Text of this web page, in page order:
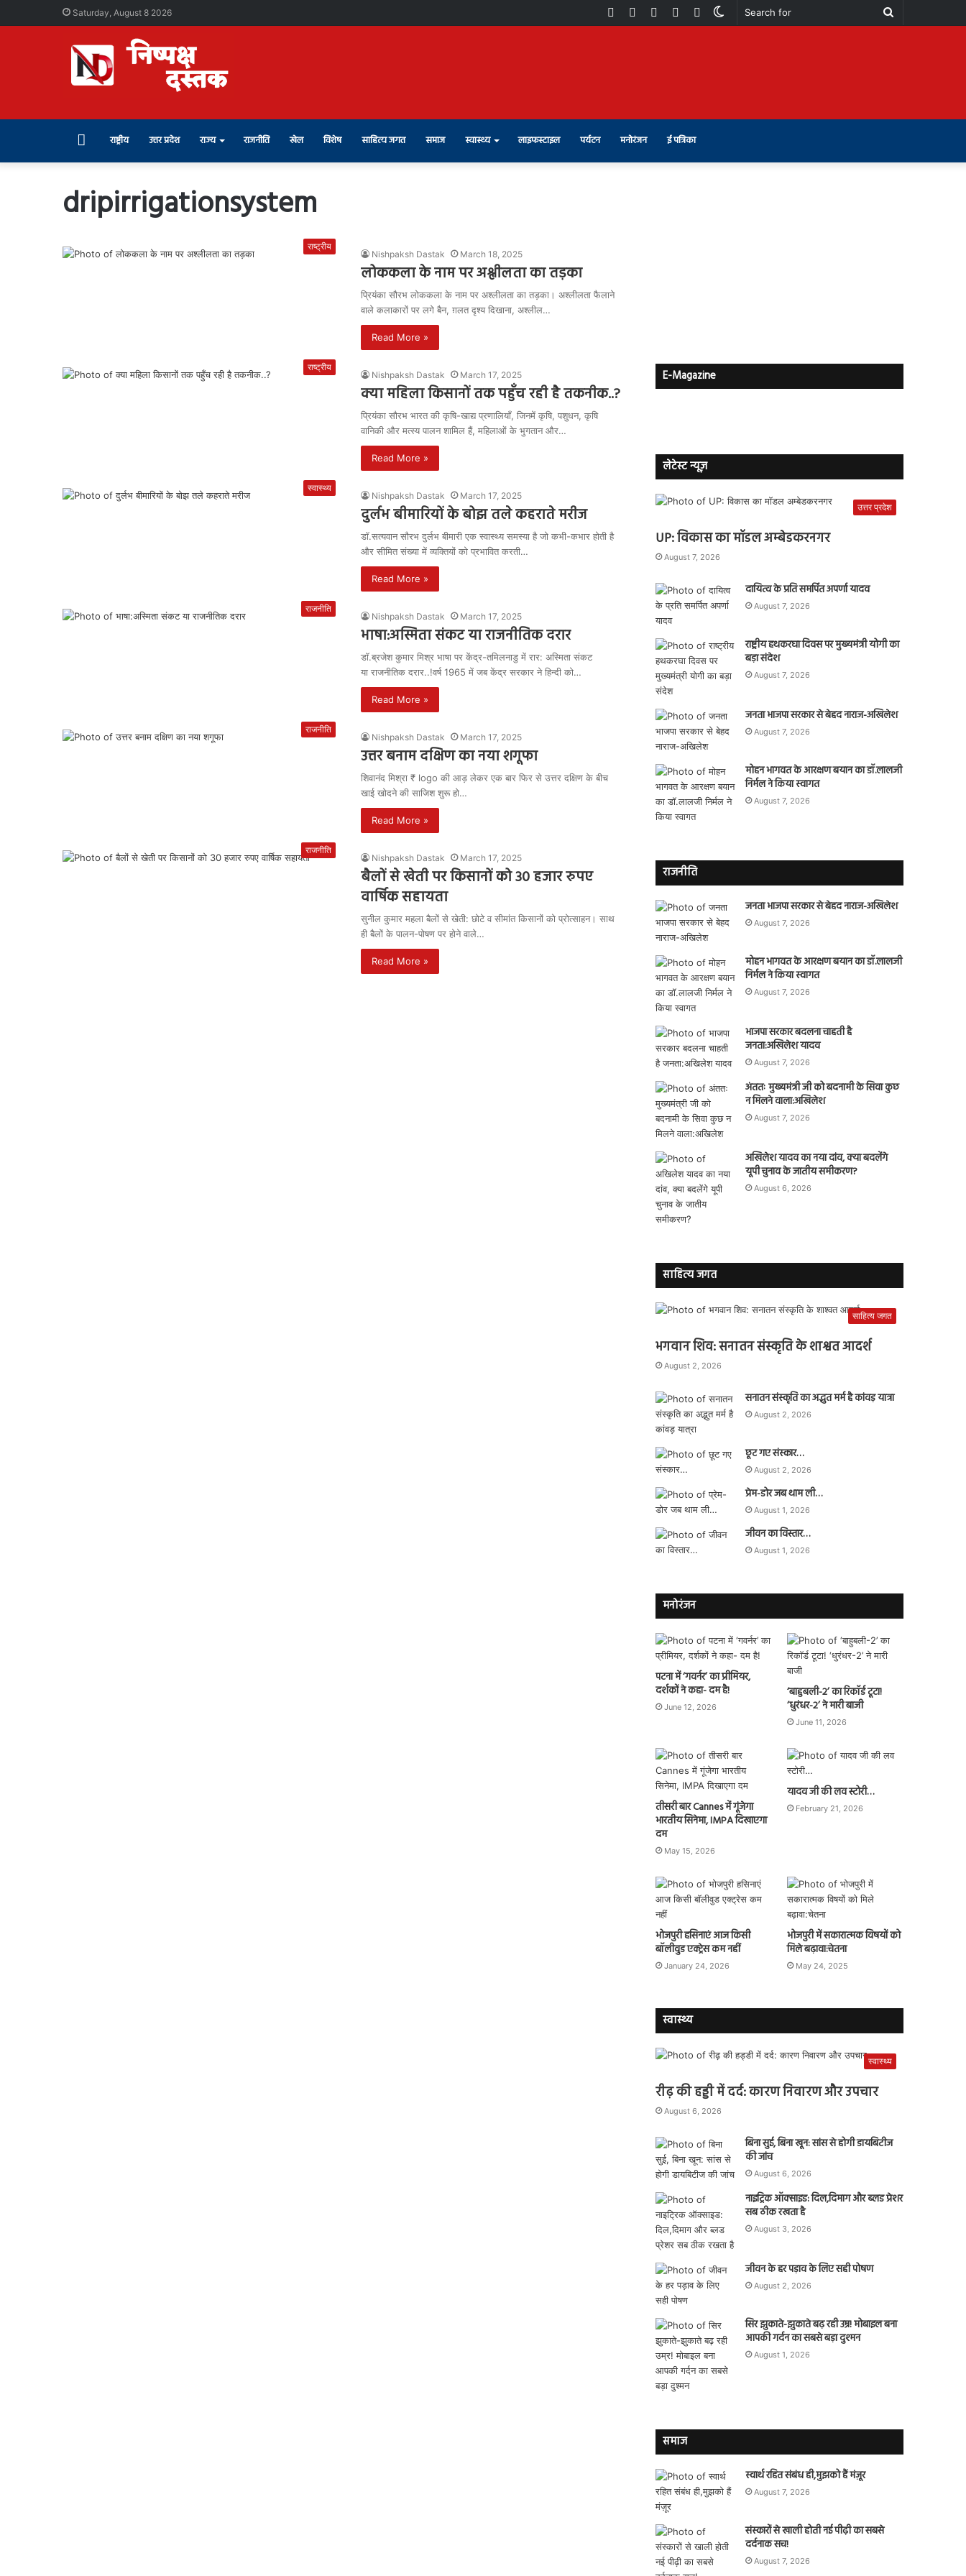
Saturday, August 8 2026
Search
Switch
Telegram
Instagram
Youtube
Facebook
राष्ट्रीय उत्तर प्रदेश राज्य राजनीति खेल विशेष साहित्य जगत समाज स्वास्थ्य लाइफस्टाइल पर्यटन मनोरंजन ई पत्रिका
dripirrigationsystem
राष्ट्रीय
Nishpaksh Dastak March 18, 2025
लोककला के नाम पर अश्लीलता का तड़का
प्रियंका सौरभ लोककला के नाम पर अश्लीलता का तड़का। अश्लीलता फैलाने
वाले कलाकारों पर लगे बैन, ग़लत दृश्य दिखाना, अश्लील…
Read More »
राष्ट्रीय
Nishpaksh Dastak March 17, 2025
क्या महिला किसानों तक पहुँच रही है तकनीक..?
प्रियंका सौरभ भारत की कृषि-खाद्य प्रणालियाँ, जिनमें कृषि, पशुधन, कृषि
वानिकी और मत्स्य पालन शामिल हैं, महिलाओं के भुगतान और…
Read More »
स्वास्थ्य
Nishpaksh Dastak March 17, 2025
दुर्लभ बीमारियों के बोझ तले कहराते मरीज
डॉ.सत्यवान सौरभ दुर्लभ बीमारी एक स्वास्थ्य समस्या है जो कभी-कभार होती है
और सीमित संख्या में व्यक्तियों को प्रभावित करती…
Read More »
राजनीति
Nishpaksh Dastak March 17, 2025
भाषा:अस्मिता संकट या राजनीतिक दरार
डॉ.ब्रजेश कुमार मिश्र भाषा पर केंद्र-तमिलनाडु में रार: अस्मिता संकट
या राजनीतिक दरार..!वर्ष 1965 में जब केंद्र सरकार ने हिन्दी को…
Read More »
राजनीति
Nishpaksh Dastak March 17, 2025
उत्तर बनाम दक्षिण का नया शगूफा
शिवानंद मिश्रा ₹ logo की आड़ लेकर एक बार फिर से उत्तर दक्षिण के बीच
खाई खोदने की साजिश शुरू हो…
Read More »
राजनीति
Nishpaksh Dastak March 17, 2025
बैलों से खेती पर किसानों को 30 हजार रुपए
वार्षिक सहायता
सुनील कुमार महला बैलों से खेती: छोटे व सीमांत किसानों को प्रोत्साहन। साथ
ही बैलों के पालन-पोषण पर होने वाले…
Read More »
E-Magazine
लेटेस्ट न्यूज़
उत्तर प्रदेश
UP: विकास का मॉडल अम्बेडकरनगर
August 7, 2026
दायित्व के प्रति समर्पित अपर्णा यादव
August 7, 2026
राष्ट्रीय हथकरघा दिवस पर मुख्यमंत्री योगी का
बड़ा संदेश
August 7, 2026
जनता भाजपा सरकार से बेहद नाराज-अखिलेश
August 7, 2026
मोहन भागवत के आरक्षण बयान का डॉ.लालजी
निर्मल ने किया स्वागत
August 7, 2026
राजनीति
जनता भाजपा सरकार से बेहद नाराज-अखिलेश
August 7, 2026
मोहन भागवत के आरक्षण बयान का डॉ.लालजी
निर्मल ने किया स्वागत
August 7, 2026
भाजपा सरकार बदलना चाहती है
जनता:अखिलेश यादव
August 7, 2026
अंततः मुख्यमंत्री जी को बदनामी के सिवा कुछ
न मिलने वाला:अखिलेश
August 7, 2026
अखिलेश यादव का नया दांव, क्या बदलेंगे
यूपी चुनाव के जातीय समीकरण?
August 6, 2026
साहित्य जगत
साहित्य जगत
भगवान शिव: सनातन संस्कृति के शाश्वत आदर्श
August 2, 2026
सनातन संस्कृति का अद्भुत मर्म है कांवड़ यात्रा
August 2, 2026
छूट गए संस्कार…
August 2, 2026
प्रेम-डोर जब थाम ली…
August 1, 2026
जीवन का विस्तार…
August 1, 2026
मनोरंजन
पटना में ‘गवर्नर’ का प्रीमियर,
दर्शकों ने कहा- दम है!
June 12, 2026
‘बाहुबली-2’ का रिकॉर्ड टूटा!
‘धुरंधर-2’ ने मारी बाजी
June 11, 2026
तीसरी बार Cannes में गूंजेगा
भारतीय सिनेमा, IMPA दिखाएगा
दम
May 15, 2026
यादव जी की लव स्टोरी…
February 21, 2026
भोजपुरी हसिनाएं आज किसी
बॉलीवुड एक्ट्रेस कम नहीं
January 24, 2026
भोजपुरी में सकारात्मक विषयों को
मिले बढ़ावा:चेतना
May 24, 2025
स्वास्थ्य
स्वास्थ्य
रीढ़ की हड्डी में दर्द: कारण निवारण और उपचार
August 6, 2026
बिना सुई, बिना खून: सांस से होगी डायबिटीज
की जांच
August 6, 2026
नाइट्रिक ऑक्साइड: दिल,दिमाग और ब्लड प्रेशर
सब ठीक रखता है
August 3, 2026
जीवन के हर पड़ाव के लिए सही पोषण
August 2, 2026
सिर झुकाते-झुकाते बढ़ रही उम्र! मोबाइल बना
आपकी गर्दन का सबसे बड़ा दुश्मन
August 1, 2026
समाज
स्वार्थ रहित संबंध ही,मुझको हैं मंज़ूर
August 7, 2026
संस्कारों से खाली होती नई पीढ़ी का सबसे
दर्दनाक सच!
August 7, 2026